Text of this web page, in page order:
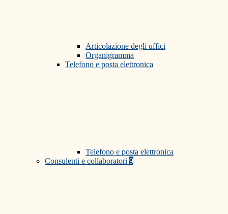
Articolazione degli uffici
Organigramma
Telefono e posta elettronica
Telefono e posta elettronica
Consulenti e collaboratori 9